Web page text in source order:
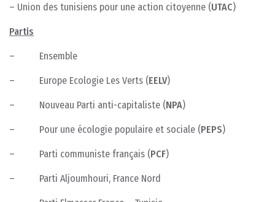
– Union des tunisiens pour une action citoyenne (UTAC)
Partis
– Ensemble
– Europe Ecologie Les Verts (EELV)
– Nouveau Parti anti-capitaliste (NPA)
– Pour une écologie populaire et sociale (PEPS)
– Parti communiste français (PCF)
– Parti Aljoumhouri, France Nord